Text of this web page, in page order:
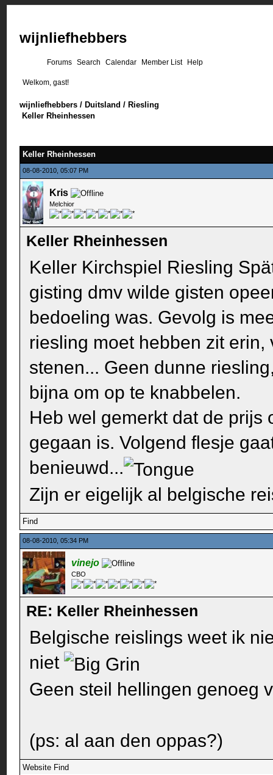
wijnliefhebbers
Forums Search Calendar Member List Help
Welkom, gast!
wijnliefhebbers / Duitsland / Riesling
Keller Rheinhessen
Keller Rheinhessen
08-08-2010, 05:07 PM
Kris
Melchior
Keller Rheinhessen
Keller Kirchspiel Riesling
gisting dmv wilde gisten
bedoeling was. Gevolg is
riesling moet hebben zit
stenen... Geen dunne
bijna om op te knabbelen.
Heb wel gemerkt dat de prijs
gegaan is. Volgend flesje
benieuwd...
Zijn er eigelijk al belgische
Find
08-08-2010, 05:34 PM
vinejo
CBO
RE: Keller Rheinhessen
Belgische reislings weet ik
niet
Geen steil hellingen genoeg
(ps: al aan den oppas?)
Website Find